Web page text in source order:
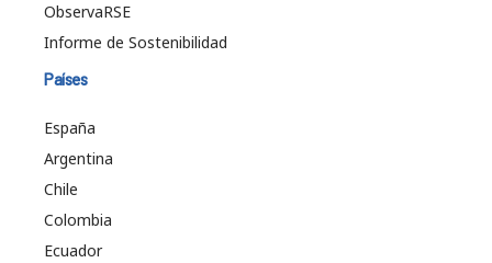
ObservaRSE
Informe de Sostenibilidad
Países
España
Argentina
Chile
Colombia
Ecuador